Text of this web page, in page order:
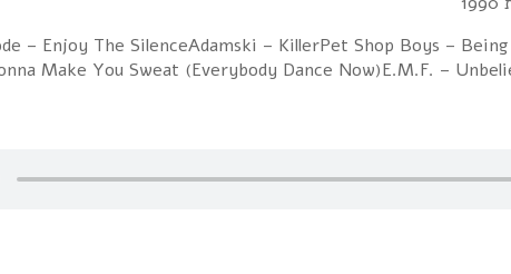
– Enjoy The SilenceAdamski – KillerPet Shop Boys –
Make You Sweat (Everybody Dance Now)E.M.F. –